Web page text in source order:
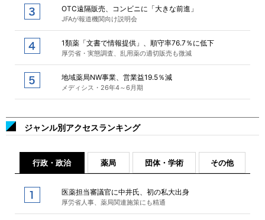
OTC遠隔販売、コンビニに「大きな前進」
JFAが報道機関向け説明会
1類薬「文書で情報提供」、順守率76.7％に低下
厚労省・実態調査、乱用薬の適切販売も微減
地域薬局NW事業、営業益19.5％減
メディシス・26年4～6月期
ジャンル別アクセスランキング
行政・政治 薬局 団体・学術 その他
医薬担当審議官に中井氏、初の私大出身
厚労省人事、薬局関連施策にも精通